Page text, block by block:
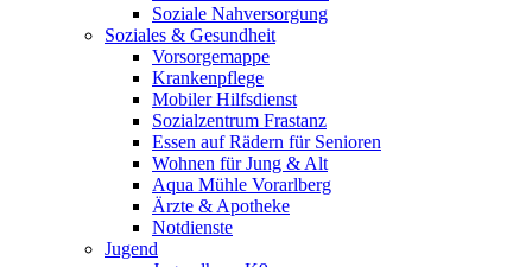
Soziale Nahversorgung
Soziales & Gesundheit
Vorsorgemappe
Krankenpflege
Mobiler Hilfsdienst
Sozialzentrum Frastanz
Essen auf Rädern für Senioren
Wohnen für Jung & Alt
Aqua Mühle Vorarlberg
Ärzte & Apotheke
Notdienste
Jugend